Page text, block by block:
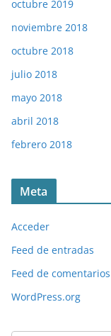
octubre 2019
noviembre 2018
octubre 2018
julio 2018
mayo 2018
abril 2018
febrero 2018
Meta
Acceder
Feed de entradas
Feed de comentarios
WordPress.org